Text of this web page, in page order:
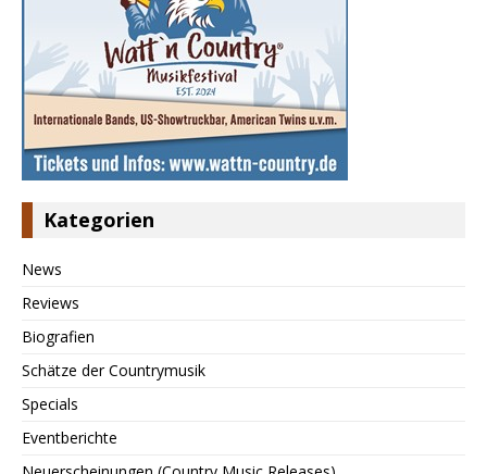
Kategorien
News
Reviews
Biografien
Schätze der Countrymusik
Specials
Eventberichte